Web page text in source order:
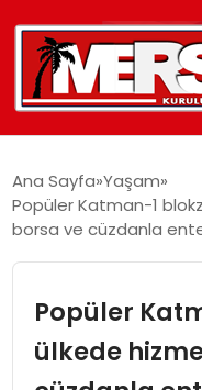
YAŞAM
SAĞLIK
Ana Sayfa Yaşam
Popüler Katman-1
borsa ve cüzdanla
Popüler
ülkede